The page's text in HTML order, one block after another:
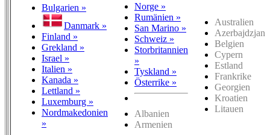
Bulgarien »
Danmark »
Finland »
Grekland »
Israel »
Italien »
Kanada »
Lettland »
Luxemburg »
Nordmakedonien
»
Norge »
Rumänien »
San Marino »
Schweiz »
Storbritannien
»
Tyskland »
Österrike »
Albanien
Armenien
Australien
Azerbajdzjan
Belgien
Cypern
Estland
Frankrike
Georgien
Kroatien
Litauen